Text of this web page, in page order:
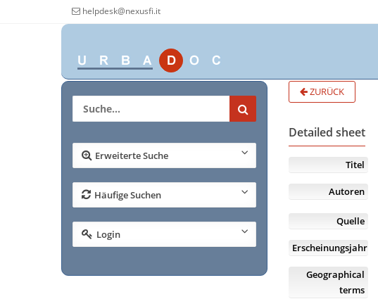
helpdesk@nexusfi.it
Erweiterte Suche
Häufige Suchen
Login
ZURÜCK
Detailed sheet
Titel
Autoren
Quelle
Erscheinungsjahr
Geographical
terms